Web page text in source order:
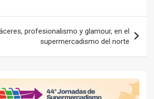
profesionalismo y glamour, en el
supermercadismo del norte